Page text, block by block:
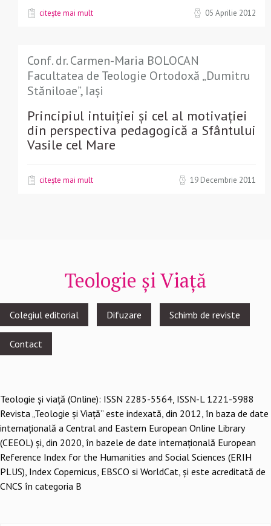
citește mai mult 05 Aprilie 2012
Conf. dr. Carmen-Maria BOLOCAN
Facultatea de Teologie Ortodoxă „Dumitru
Stăniloae”, Iași
Principiul intuiţiei şi cel al motivaţiei
din perspectiva pedagogică a Sfântului
Vasile cel Mare
citește mai mult 19 Decembrie 2011
Teologie și Viață
Footer
menu
Colegiul editorial Difuzare Schimb de reviste
Contact
Teologie şi viaţă (Online): ISSN 2285-5564, ISSN-L 1221-5988
Revista „Teologie și Viață” este indexată, din 2012, în baza de date
internațională a Central and Eastern European Online Library
(CEEOL) și, din 2020, în bazele de date internațională European
Reference Index for the Humanities and Social Sciences (ERIH
PLUS), Index Copernicus, EBSCO si WorldCat, și este acreditată de
CNCS în categoria B